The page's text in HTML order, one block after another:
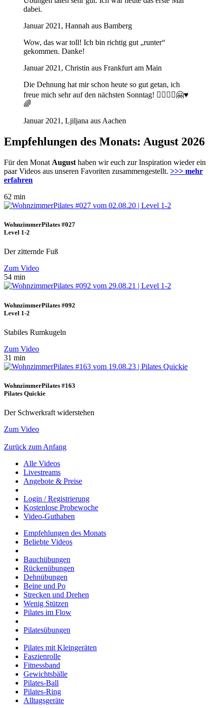
dabei.
Januar 2021, Hannah aus Bamberg
Wow, das war toll! Ich bin richtig gut „runter“
gekommen. Danke!
Januar 2021, Christin aus Frankfurt am Main
Die Dehnung hat mir schon heute so gut getan, ich
freue mich sehr auf den nächsten Sonntag! 🧘🏼‍♀️✨🤗♥️
🌈
Januar 2021, Ljiljana aus Aachen
Empfehlungen des Monats: August 2026
Für den Monat August haben wir euch zur Inspiration wieder ein
paar Videos aus unseren Favoriten zusammengestellt. >>> mehr
erfahren
62 min
WohnzimmerPilates #027
Level 1-2
Der zitternde Fuß
Zum Video
54 min
WohnzimmerPilates #092
Level 1-2
Stabiles Rumkugeln
Zum Video
31 min
WohnzimmerPilates #163
Pilates Quickie
Der Schwerkraft widerstehen
Zum Video
Zurück zum Anfang
Alle Videos
Livestreams
Angebote & Preise
Login / Registrierung
Kostenlose Probewoche
Video-Guthaben
Empfehlungen des Monats
Beliebte Videos
Bauchübungen
Rückenübungen
Dehnübungen
Beine und Po
Strecken und Drehen
Wenig Stützen
Pilates im Flow
Pilatesübungen
Pilates mit Kleingeräten
Faszienrolle
Fitnessband
Gewichtsbälle
Pilates-Ball
Pilates-Ring
Alltagsgeräte